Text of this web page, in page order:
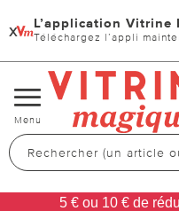
x L’application Vitrine
Téléchargez l’appli
Changer
de
navigation
Menu
5 € ou 10 € de